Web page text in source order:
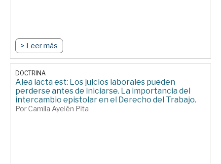
> Leer más
DOCTRINA
Alea iacta est: Los juicios laborales pueden
perderse antes de iniciarse. La importancia del
intercambio epistolar en el Derecho del Trabajo.
Por Camila Ayelén Pita